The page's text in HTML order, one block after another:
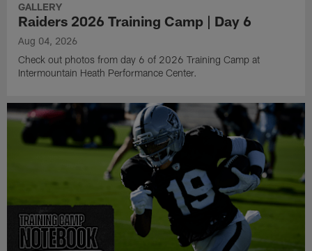
GALLERY
Raiders 2026 Training Camp | Day 6
Aug 04, 2026
Check out photos from day 6 of 2026 Training Camp at
Intermountain Heath Performance Center.